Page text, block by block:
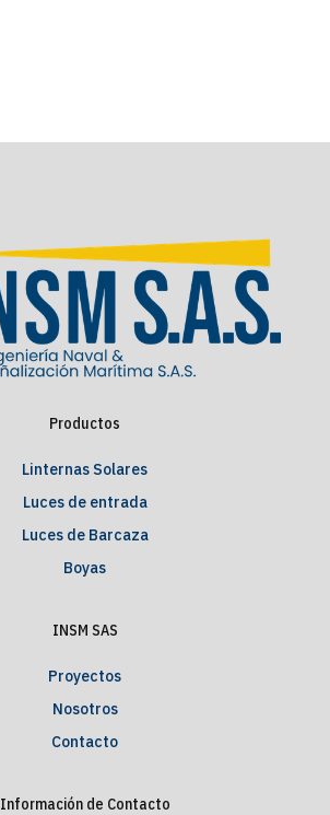
Productos
Linternas Solares
Luces de entrada
Luces de Barcaza
Boyas
INSM SAS
Proyectos
Nosotros
Contacto
Información de Contacto